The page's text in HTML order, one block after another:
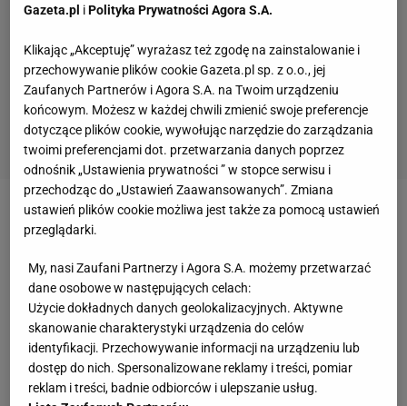
Zobacz wideo Ile może zarobić topowy żużlowiec?
Piotr Protasiewicz ostro o pracy sędziego "To, co
odstawiał sędzia, jest żenujące"
Stelmet Falubaz Zielona Góra przed barażowym
rewanżem miał do odrobienia dziesięć punktów
straty do Celfast Wilków Krosno. Zielonogórzanie
Gazeta.pl iPolityka Prywatności Agora S.A.
Klikając „Akceptuję” wyrażasz też zgodę na zainstalowanie i
przechowywanie plików cookie Gazeta.pl sp. z o.o., jej
Zaufanych Partnerów i Agora S.A. na Twoim urządzeniu
końcowym. Możesz w każdej chwili zmienić swoje preferencje
dotyczące plików cookie, wywołując narzędzie do zarządzania
twoimi preferencjami dot. przetwarzania danych poprzez
odnośnik „Ustawienia prywatności ” w stopce serwisu i
przechodząc do „Ustawień Zaawansowanych”. Zmiana
ustawień plików cookie możliwa jest także za pomocą ustawień
przeglądarki.
My, nasi Zaufani Partnerzy i Agora S.A. możemy przetwarzać
dane osobowe w następujących celach:
Użycie dokładnych danych geolokalizacyjnych. Aktywne
skanowanie charakterystyki urządzenia do celów
identyfikacji. Przechowywanie informacji na urządzeniu lub
dostęp do nich. Spersonalizowane reklamy i treści, pomiar
reklam i treści, badnie odbiorców i ulepszanie usług.